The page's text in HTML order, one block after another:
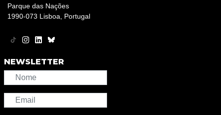
Parque das Nações
1990-073 Lisboa, Portugal
NEWSLETTER